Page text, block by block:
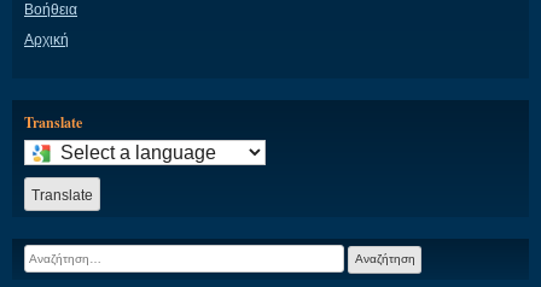
Βοήθεια
Αρχική
Translate
Select
language
to
translate
this
Translate
Αναζήτηση
για: